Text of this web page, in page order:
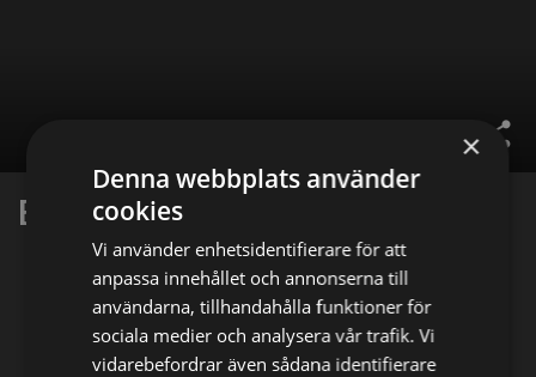
share
Emmanuelle Meyssignac
Facebook X E-postadress
×
Denna webbplats använder
cookies
Vi använder enhetsidentifierare för att
anpassa innehållet och annonserna till
användarna, tillhandahålla funktioner för
sociala medier och analysera vår trafik. Vi
vidarebefordrar även sådana identifierare